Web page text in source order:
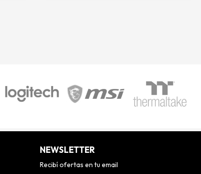
NEWSLETTER
Recibí ofertas en tu email